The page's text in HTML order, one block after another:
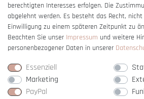
Vertrag
berechtigten Interesses erfolgen. Die
abgelehnt werden. Es besteht das Recht,
Einwilligung zu einem späteren Zeitpunkt zu
Beachten Sie unser Impressum und weitere
personenbezogener Daten in unserer
Essenziell
Marketing
PayPal